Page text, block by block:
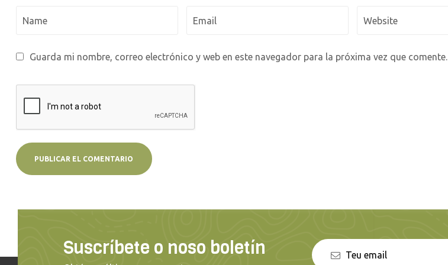
Guarda mi nombre, correo electrónico y web en este navegador para la próxima vez que comente.
Suscríbete o noso boletín